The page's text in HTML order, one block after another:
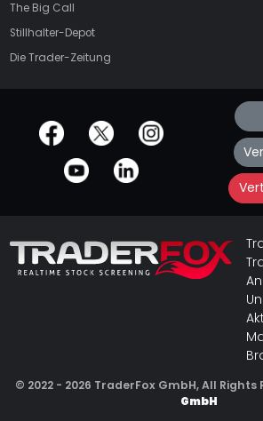
The Big Call
Stillhalter-Depot
Die Trader-Zeitung
offizielle Social Media-Accounts
© 2022 - 2026 TraderFox GmbH, All Rights
GmbH